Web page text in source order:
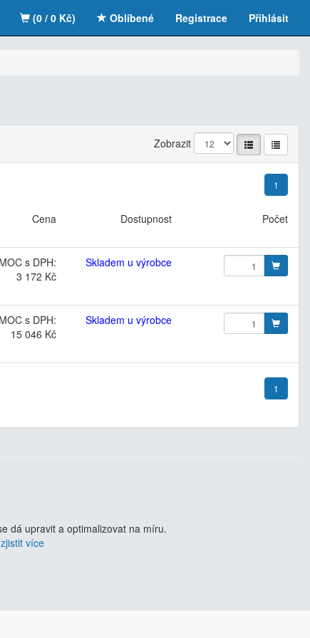
Registrace Přihlásit
(0 / 0 Kč) Oblíbené
Zobrazit
1
Cena Dostupnost
Počet
MOC s DPH:
3 172 Kč
Skladem u výrobce
MOC s DPH:
15 046 Kč
Skladem u výrobce
1
dá upravit a optimalizovat na míru.
více